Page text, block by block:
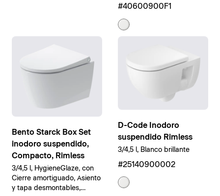
accionamiento de la
brillante
#40600900F1
Bento Starck Box Set
inodoro suspendido,
Compacto, Rimless
3/4,5 l, HygieneGlaze, con
Cierre amortiguado, Asiento
y tapa desmontables,
D-Code Inodoro
suspendido Rimless
3/4,5 l, Blanco brillante
#25140900002